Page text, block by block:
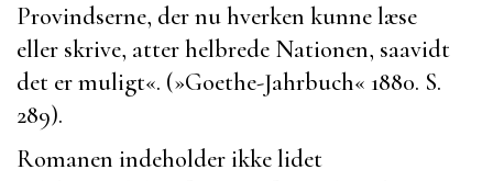
Provindserne, der nu hverken kunne læse
eller skrive, atter helbrede Nationen, saavidt
det er muligt«. (»Goethe-Jahrbuch« 1880. S.
289).
Romanen indeholder ikke lidet